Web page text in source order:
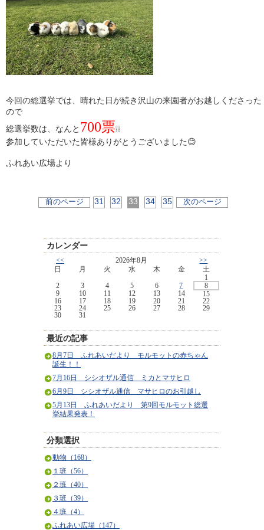
今回の総選挙では、晴れた日が続き沢山の来園者がお越しくださった
ので
総選挙数は、なんと 700票❕❕
参加していただいた皆様ありがとうございました😊
ふれあい広場より
前のページ 31 32 33 34 35 次のページ
カレンダー
<< 2026年8月
>>
日
月 火 水 木 金
土
1
2
3 4 5 6 7
8
9
10 11 12 13 14
15
16
17 18 19 20 21
22
23
24 25 26 27 28
29
30
31
最近の記事
8月7日 ふれあいだより モルモットの赤ちゃん
誕生！！
7月16日 シシオザル通信 ミカとマサヒロ
6月9日 シシオザル通信 マサヒロのお引越し
5月13日 ふれあいだより 第9回モルモット総選
挙結果発表！
分類選択
動物（168）
１班（56）
２班（40）
３班（39）
４班（4）
ふれあい広場（147）